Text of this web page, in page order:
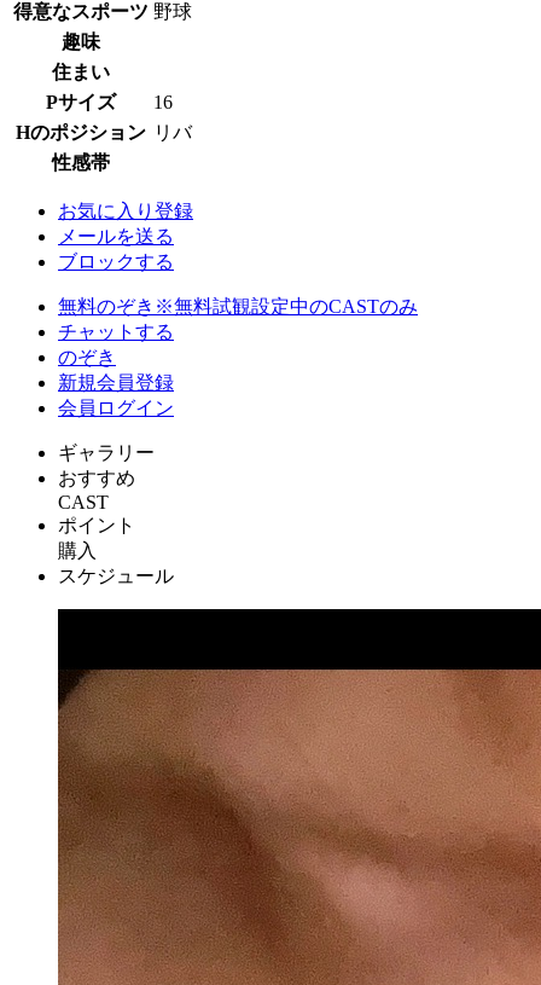
得意なスポーツ 野球
趣味
住まい
Pサイズ
16
Hのポジション リバ
性感帯
お気に入り登録
メールを送る
ブロックする
無料のぞき ※無料試観設定中のCASTのみ
チャットする
のぞき
新規会員登録
会員ログイン
ギャラリー
おすすめ
CAST
ポイント
購入
スケジュール